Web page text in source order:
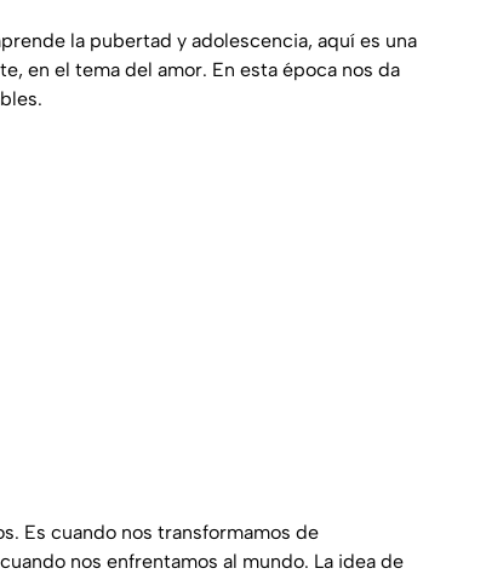
la pubertad y adolescencia, aquí es una
en el tema del amor. En esta época nos da
Es cuando nos transformamos de
nos enfrentamos al mundo. La idea de